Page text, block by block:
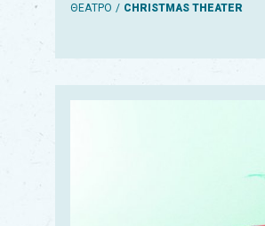
ΘΕΑΤΡΟ CHRISTMAS THEATER